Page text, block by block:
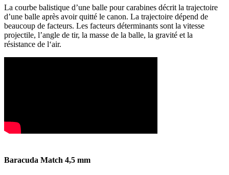
La courbe balistique d’une balle pour carabines décrit la trajectoire
d’une balle après avoir quitté le canon. La trajectoire dépend de
beaucoup de facteurs. Les facteurs déterminants sont la vitesse
projectile, l’angle de tir, la masse de la balle, la gravité et la
résistance de l‘air.
Baracuda Match 4,5 mm